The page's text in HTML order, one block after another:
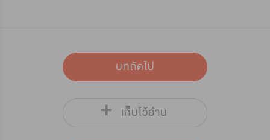
บทถัดไป
เก็บไว้อ่าน